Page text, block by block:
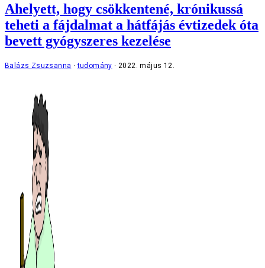
Ahelyett, hogy csökkentené, krónikussá
teheti a fájdalmat a hátfájás évtizedek óta
bevett gyógyszeres kezelése
Balázs Zsuzsanna tudomány 2022. május 12.